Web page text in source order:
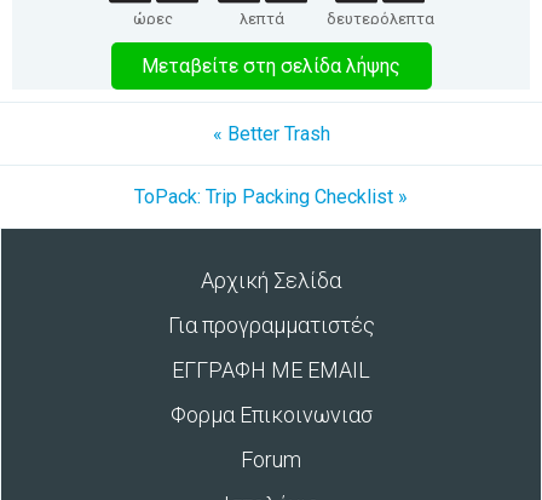
ώρες λεπτά δευτερόλεπτα
Μεταβείτε στη σελίδα λήψης
« Better Trash
ToPack: Trip Packing Checklist »
Αρχική Σελίδα
Για προγραμματιστές
ΕΓΓΡΑΦΗ ΜΕ EMAIL
Φορμα Επικοινωνιασ
Forum